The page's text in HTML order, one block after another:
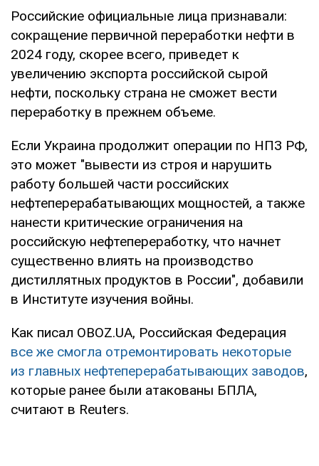
Российские официальные лица признавали:
сокращение первичной переработки нефти в
2024 году, скорее всего, приведет к
увеличению экспорта российской сырой
нефти, поскольку страна не сможет вести
переработку в прежнем объеме.
Если Украина продолжит операции по НПЗ РФ,
это может "вывести из строя и нарушить
работу большей части российских
нефтеперерабатывающих мощностей, а также
нанести критические ограничения на
российскую нефтепереработку, что начнет
существенно влиять на производство
дистиллятных продуктов в России", добавили
в Институте изучения войны.
Как писал OBOZ.UA, Российская Федерация
все же смогла отремонтировать некоторые
из главных нефтеперерабатывающих заводов,
которые ранее были атакованы БПЛА,
считают в Reuters.